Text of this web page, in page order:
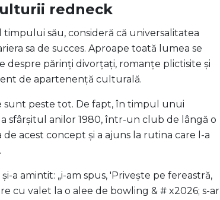
redneck
său, consideră că universalitatea
sa de succes. Aproape toată lumea se
despre părinți divorțați, romanțe plictisite și
de apartenență culturală.
sunt peste tot. De fapt, în timpul unui
sfârșitul anilor 1980, într-un club de lângă o
acest concept și a ajuns la rutina care l-a
a amintit: „i-am spus, 'Privește pe fereastră,
cu valet la o alee de bowling & # x2026; s-ar